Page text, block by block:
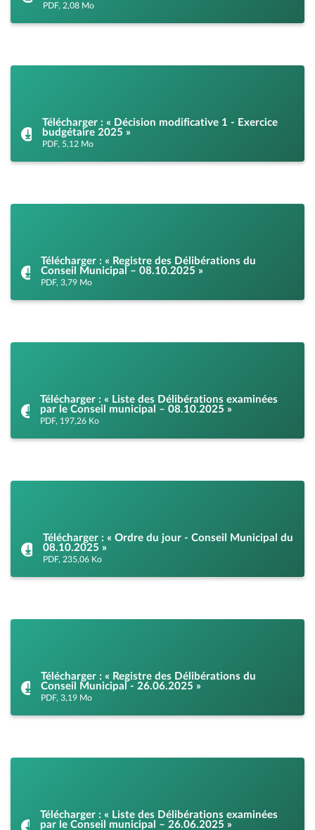
PDF, 2,08 Mo
Télécharger : « Décision modificative 1 - Exercice
budgétaire 2025 »
PDF, 5,12 Mo
Télécharger : « Registre des Délibérations du
Conseil Municipal – 08.10.2025 »
PDF, 3,79 Mo
Télécharger : « Liste des Délibérations examinées
par le Conseil municipal – 08.10.2025 »
PDF, 197,26 Ko
Télécharger : « Ordre du jour - Conseil Municipal du
08.10.2025 »
PDF, 235,06 Ko
Télécharger : « Registre des Délibérations du
Conseil Municipal - 26.06.2025 »
PDF, 3,19 Mo
Télécharger : « Liste des Délibérations examinées
par le Conseil municipal – 26.06.2025 »